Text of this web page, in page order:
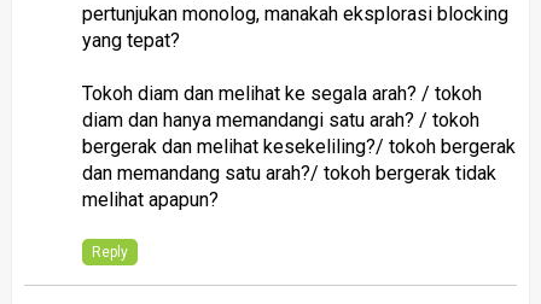
pertunjukan monolog, manakah eksplorasi blocking
yang tepat?
Tokoh diam dan melihat ke segala arah? / tokoh
diam dan hanya memandangi satu arah? / tokoh
bergerak dan melihat kesekeliling?/ tokoh bergerak
dan memandang satu arah?/ tokoh bergerak tidak
melihat apapun?
Reply